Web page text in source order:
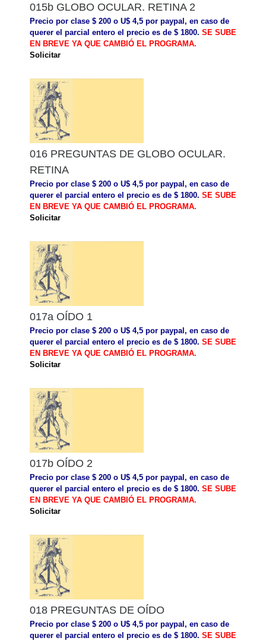
015b GLOBO OCULAR. RETINA 2
Precio por clase $ 200 o U$ 4,5 por paypal, en caso de
querer el parcial entero el precio es de $ 1800. SE SUBE
EN BREVE YA QUE CAMBIÓ EL PROGRAMA.
Solicitar
016 PREGUNTAS DE GLOBO OCULAR.
RETINA
Precio por clase $ 200 o U$ 4,5 por paypal, en caso de
querer el parcial entero el precio es de $ 1800. SE SUBE
EN BREVE YA QUE CAMBIÓ EL PROGRAMA.
Solicitar
017a OÍDO 1
Precio por clase $ 200 o U$ 4,5 por paypal, en caso de
querer el parcial entero el precio es de $ 1800. SE SUBE
EN BREVE YA QUE CAMBIÓ EL PROGRAMA.
Solicitar
017b OÍDO 2
Precio por clase $ 200 o U$ 4,5 por paypal, en caso de
querer el parcial entero el precio es de $ 1800. SE SUBE
EN BREVE YA QUE CAMBIÓ EL PROGRAMA.
Solicitar
018 PREGUNTAS DE OÍDO
Precio por clase $ 200 o U$ 4,5 por paypal, en caso de
querer el parcial entero el precio es de $ 1800. SE SUBE